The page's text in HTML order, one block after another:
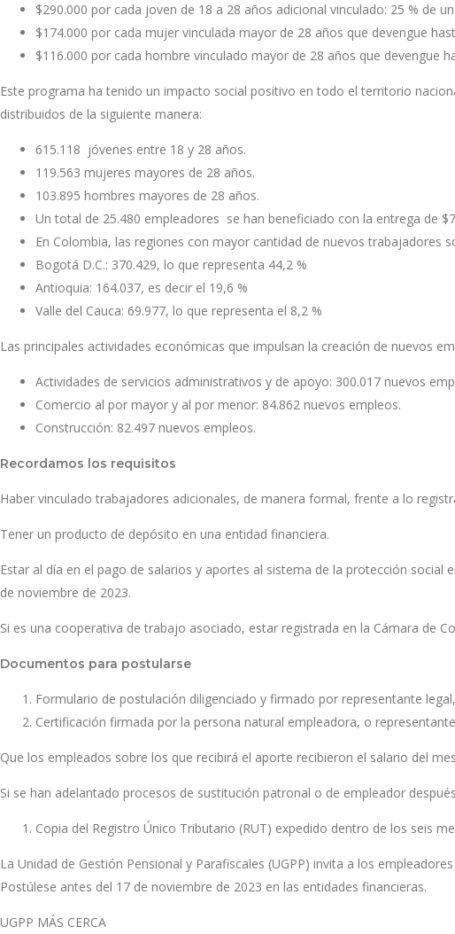
$290.000 por cada joven de 18 a 28 años adicional vinculado: 25 % de
$174.000 por cada mujer vinculada mayor de 28 años que devengue
$116.000 por cada hombre vinculado mayor de 28 años que devengue
Este programa ha tenido un impacto social positivo en todo el territorio
distribuidos de la siguiente manera:
615.118 jóvenes entre 18 y 28 años.
119.563 mujeres mayores de 28 años.
103.895 hombres mayores de 28 años.
Un total de 25.480 empleadores se han beneficiado con la entrega de
En Colombia, las regiones con mayor cantidad de nuevos trabajadores
Bogotá D.C.: 370.429, lo que representa 44,2 %
Antioquia: 164.037, es decir el 19,6 %
Valle del Cauca: 69.977, lo que representa el 8,2 %
Las principales actividades económicas que impulsan la creación de nuevos
Actividades de servicios administrativos y de apoyo: 300.017 nuevos
Comercio al por mayor y al por menor: 84.862 nuevos empleos.
Construcción: 82.497 nuevos empleos.
Recordamos los requisitos
Haber vinculado trabajadores adicionales, de manera formal, frente a lo
Tener un producto de depósito en una entidad financiera.
Estar al día en el pago de salarios y aportes al sistema de la protección
de noviembre de 2023.
Si es una cooperativa de trabajo asociado, estar registrada en la Cámara de
Documentos para postularse
Formulario de postulación diligenciado y firmado por representante
Certificación firmada por la persona natural empleadora, o
Que los empleados sobre los que recibirá el aporte recibieron el salario del
Si se han adelantado procesos de sustitución patronal o de empleador
Copia del Registro Único Tributario (RUT) expedido dentro de los seis
La Unidad de Gestión Pensional y Parafiscales (UGPP) invita a los
Postúlese antes del 17 de noviembre de 2023 en las entidades financieras.
UGPP MÁS CERCA